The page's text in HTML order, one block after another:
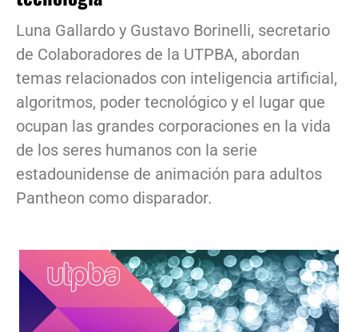
Luna Gallardo y Gustavo Borinelli, secretario
de Colaboradores de la UTPBA, abordan
temas relacionados con inteligencia artificial,
algoritmos, poder tecnológico y el lugar que
ocupan las grandes corporaciones en la vida
de los seres humanos con la serie
estadounidense de animación para adultos
Pantheon como disparador.